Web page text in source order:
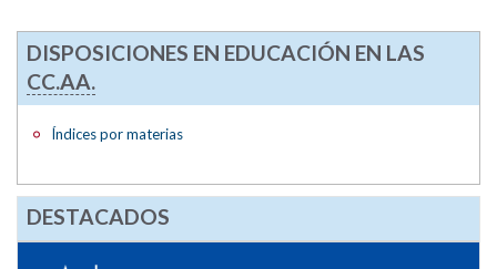
DISPOSICIONES EN EDUCACIÓN EN LAS
CC.AA.
Índices por materias
DESTACADOS